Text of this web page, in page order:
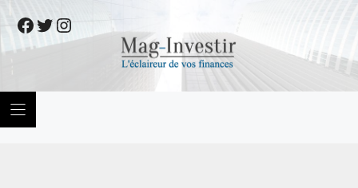
to
content
Facebook
Twitter
Instagram